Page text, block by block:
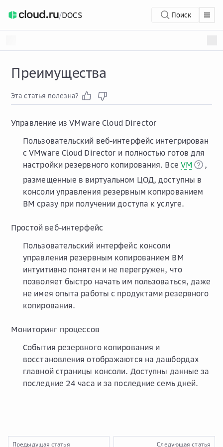
/DOCS Поиск
Преимущества
Эта статья полезна?
Управление из VMware Cloud Director
Пользовательский веб-интерфейс интегрирован
с VMware Cloud Director и полностью готов для
настройки резервного копирования. Все VM
,
размещенные в виртуальном ЦОД, доступны в
консоли управления резервным копированием
ВМ сразу при получении доступа к услуге.
Простой веб-интерфейс
Пользовательский интерфейс консоли
управления резервным копированием ВМ
интуитивно понятен и не перегружен, что
позволяет быстро начать им пользоваться, даже
не имея опыта работы с продуктами резервного
копирования.
Мониторинг процессов
События резервного копирования и
восстановления отображаются на дашбордах
главной страницы консоли. Доступны данные за
последние 24 часа и за последние семь дней.
Предыдущая статья Следующая статья